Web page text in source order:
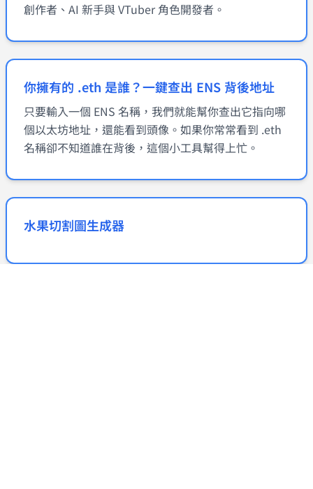
創作者、AI 新手與 VTuber 角色開發者。
你擁有的 .eth 是誰？一鍵查出 ENS 背後地址
只要輸入一個 ENS 名稱，我們就能幫你查出它指向哪
個以太坊地址，還能看到頭像。如果你常常看到 .eth
名稱卻不知道誰在背後，這個小工具幫得上忙。
水果切割圖生成器